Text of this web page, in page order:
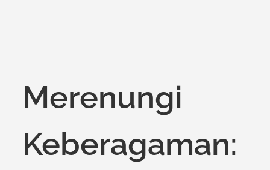
Merenungi
Keberagaman: